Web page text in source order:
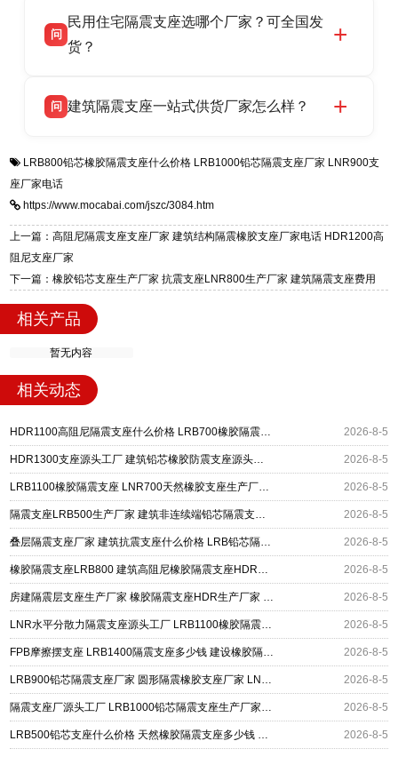
货，厂家电话：13323182312，地址迎宾大街 9
号北方工业基地。
高新区北方工业基地迎宾大街 9 号，是专业隔震
支座源头工厂，生产 LRB 铅芯、LNR 天然、
问
民用住宅隔震支座选哪个厂家？可全国发
货？
适用于民用住宅隔震工程，实体工厂现货充足，
震支座，电话：13323182312，地址：衡水高新
问 建筑隔震支座一站式供货厂家怎么样？
一站式供货厂家，拥有多年行业生产经验，国标
质、检测报告完备，提供选型、深化、供货、安
装指导全套服务，厂址衡水高新区北方工业基地
迎宾大街 9 号，厂家电话：13323182312。
LRB800铅芯橡胶隔震支座什么价格 LRB1000铅芯隔震支座厂家 LNR900支
座厂家电话
https://www.mocabai.com/jszc/3084.htm
上一篇：高阻尼隔震支座支座厂家 建筑结构隔震橡胶支座厂家电话 HDR1200高
阻尼支座厂家
下一篇：橡胶铅芯支座生产厂家 抗震支座LNR800生产厂家 建筑隔震支座费用
相关产品
暂无内容
相关动态
HDR1100高阻尼隔震支座什么价格 LRB700橡胶隔震支座多少钱 LNR1400隔震支座厂家 2026-8-5
HDR1300支座源头工厂 建筑铅芯橡胶防震支座源头工厂 LRB400铅芯支座厂家 2026-8-5
LRB1100橡胶隔震支座 LNR700天然橡胶支座生产厂家 高阻尼橡胶隔震支座(HDR)什么价格 2026-8-5
隔震支座LRB500生产厂家 建筑非连续端铅芯隔震支座 LNR橡胶隔震支座D400源头工厂 2026-8-5
叠层隔震支座厂家 建筑抗震支座什么价格 LRB铅芯隔震支座600厂家 2026-8-5
橡胶隔震支座LRB800 建筑高阻尼橡胶隔震支座HDR600厂家 防震橡胶隔震支座什么价格 2026-8-5
房建隔震层支座生产厂家 橡胶隔震支座HDR生产厂家 LRB300铅芯隔震支座 2026-8-5
LNR水平分散力隔震支座源头工厂 LRB1100橡胶隔震支座生产厂家 建筑铅芯防震支座厂商源头工厂 2026-8-5
FPB摩擦摆支座 LRB1400隔震支座多少钱 建设橡胶隔震支座什么价格 2026-8-5
LRB900铅芯隔震支座厂家 圆形隔震橡胶支座厂家 LNR系列橡胶隔震支座 2026-8-5
隔震支座厂源头工厂 LRB1000铅芯隔震支座生产厂家 建筑水平力分散型隔震支座厂家 2026-8-5
LRB500铅芯支座什么价格 天然橡胶隔震支座多少钱 水平分散型橡胶支座多少钱 2026-8-5